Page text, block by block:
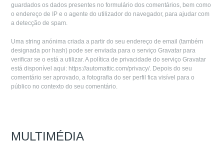
guardados os dados presentes no formulário dos comentários, bem como
o endereço de IP e o agente do utilizador do navegador, para ajudar com
a detecção de spam.
Uma string anónima criada a partir do seu endereço de email (também
designada por hash) pode ser enviada para o serviço Gravatar para
verificar se o está a utilizar. A política de privacidade do serviço Gravatar
está disponível aqui: https://automattic.com/privacy/. Depois do seu
comentário ser aprovado, a fotografia do ser perfil fica visível para o
público no contexto do seu comentário.
MULTIMÉDIA